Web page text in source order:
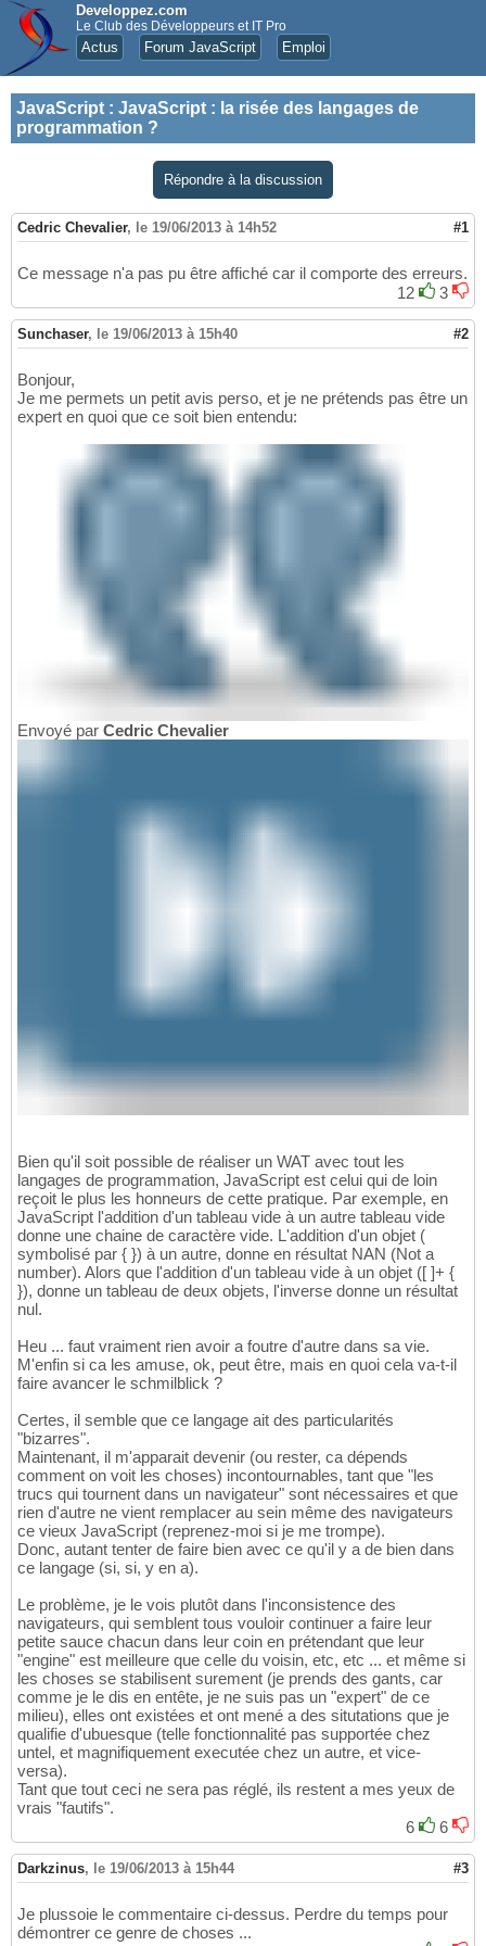
Developpez.com
Le Club des Développeurs et IT Pro
Actus Forum JavaScript Emploi
JavaScript : JavaScript : la risée des langages de
programmation ?
Répondre à la discussion
Cedric Chevalier, le 19/06/2013 à 14h52 #1
Ce message n'a pas pu être affiché car il comporte des erreurs.
12
3
Sunchaser, le 19/06/2013 à 15h40 #2
Bonjour,
Je me permets un petit avis perso, et je ne prétends pas être un
expert en quoi que ce soit bien entendu:
Envoyé par Cedric Chevalier
Bien qu'il soit possible de réaliser un WAT avec tout les
langages de programmation, JavaScript est celui qui de loin
reçoit le plus les honneurs de cette pratique. Par exemple, en
JavaScript l'addition d'un tableau vide à un autre tableau vide
donne une chaine de caractère vide. L'addition d'un objet (
symbolisé par { }) à un autre, donne en résultat NAN (Not a
number). Alors que l'addition d'un tableau vide à un objet ([ ]+ {
}), donne un tableau de deux objets, l'inverse donne un résultat
nul.
Heu ... faut vraiment rien avoir a foutre d'autre dans sa vie.
M'enfin si ca les amuse, ok, peut être, mais en quoi cela va-t-il
faire avancer le schmilblick ?
Certes, il semble que ce langage ait des particularités
"bizarres".
Maintenant, il m'apparait devenir (ou rester, ca dépends
comment on voit les choses) incontournables, tant que "les
trucs qui tournent dans un navigateur" sont nécessaires et que
rien d'autre ne vient remplacer au sein même des navigateurs
ce vieux JavaScript (reprenez-moi si je me trompe).
Donc, autant tenter de faire bien avec ce qu'il y a de bien dans
ce langage (si, si, y en a).
Le problème, je le vois plutôt dans l'inconsistence des
navigateurs, qui semblent tous vouloir continuer a faire leur
petite sauce chacun dans leur coin en prétendant que leur
"engine" est meilleure que celle du voisin, etc, etc ... et même si
les choses se stabilisent surement (je prends des gants, car
comme je le dis en entête, je ne suis pas un "expert" de ce
milieu), elles ont existées et ont mené a des situtations que je
qualifie d'ubuesque (telle fonctionnalité pas supportée chez
untel, et magnifiquement executée chez un autre, et vice-
versa).
Tant que tout ceci ne sera pas réglé, ils restent a mes yeux de
vrais "fautifs".
6
6
Darkzinus, le 19/06/2013 à 15h44 #3
Je plussoie le commentaire ci-dessus. Perdre du temps pour
démontrer ce genre de choses ...